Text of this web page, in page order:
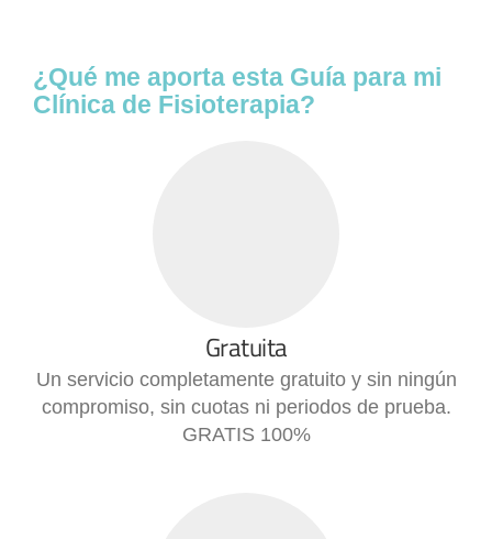
¿Qué me aporta esta Guía para mi
Clínica de Fisioterapia?
Gratuita
Un servicio completamente gratuito y sin ningún
compromiso, sin cuotas ni periodos de prueba.
GRATIS 100%